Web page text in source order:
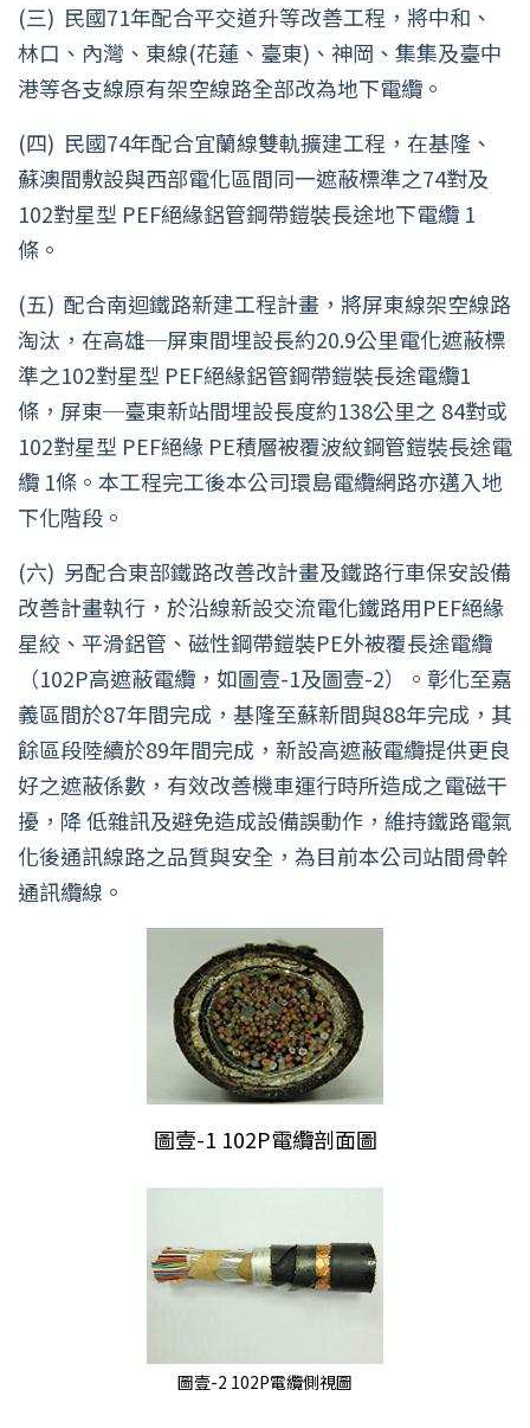
(三) 民國71年配合平交道升等改善工程，將中和、
林口、內灣、東線(花蓮、臺東)、神岡、集集及臺中
港等各支線原有架空線路全部改為地下電纜。
(四) 民國74年配合宜蘭線雙軌擴建工程，在基隆、
蘇澳間敷設與西部電化區間同一遮蔽標準之74對及
102對星型 PEF絕緣鋁管鋼帶鎧裝長途地下電纜 1
條。
(五) 配合南迴鐵路新建工程計畫，將屏東線架空線路
淘汰，在高雄─屏東間埋設長約20.9公里電化遮蔽標
準之102對星型 PEF絕緣鋁管鋼帶鎧裝長途電纜1
條，屏東─臺東新站間埋設長度約138公里之 84對或
102對星型 PEF絕緣 PE積層被覆波紋鋼管鎧裝長途電
纜 1條。本工程完工後本公司環島電纜網路亦邁入地
下化階段。
(六) 另配合東部鐵路改善改計畫及鐵路行車保安設備
改善計畫執行，於沿線新設交流電化鐵路用PEF絕緣
星絞、平滑鋁管、磁性鋼帶鎧裝PE外被覆長途電纜
（102P高遮蔽電纜，如圖壹-1及圖壹-2）。彰化至嘉
義區間於87年間完成，基隆至蘇新間與88年完成，其
餘區段陸續於89年間完成，新設高遮蔽電纜提供更良
好之遮蔽係數，有效改善機車運行時所造成之電磁干
擾，降 低雜訊及避免造成設備誤動作，維持鐵路電氣
化後通訊線路之品質與安全，為目前本公司站間骨幹
通訊纜線。
圖壹-1 102P電纜剖面圖
圖壹-2 102P電纜側視圖